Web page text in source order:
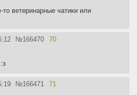
ветеринарные чатики или
№166470 70
№166471 71